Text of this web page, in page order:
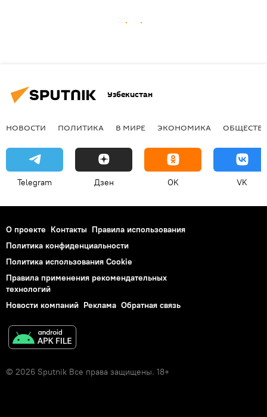
Узбекистан
НОВОСТИ ПОЛИТИКА В МИРЕ ЭКОНОМИКА
Telegram Дзен OK VK
О проекте Контакты Правила использования
Политика конфиденциальности
Политика использования Cookie
Правила применения рекомендательных
технологий
Новости компаний Реклама Обратная связь
© 2026 Sputnik Все права защищены. 18+